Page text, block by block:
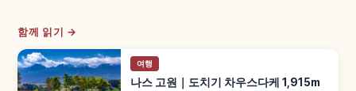
함께 읽기 →
여행
나스 고원｜도치기 차우스다케 1,915m